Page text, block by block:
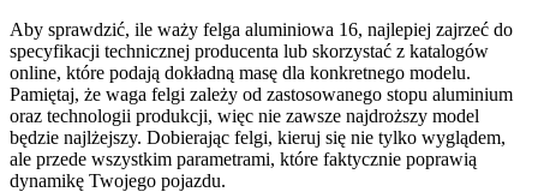
Aby sprawdzić, ile waży felga aluminiowa 16, najlepiej zajrzeć do
specyfikacji technicznej producenta lub skorzystać z katalogów
online, które podają dokładną masę dla konkretnego modelu.
Pamiętaj, że waga felgi zależy od zastosowanego stopu aluminium
oraz technologii produkcji, więc nie zawsze najdroższy model
będzie najlżejszy. Dobierając felgi, kieruj się nie tylko wyglądem,
ale przede wszystkim parametrami, które faktycznie poprawią
dynamikę Twojego pojazdu.